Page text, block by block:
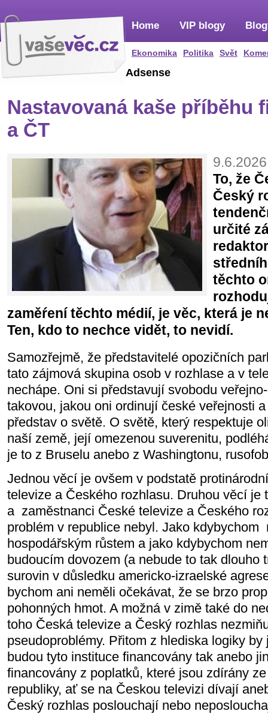
Home
Ekonomika Politika Svět
VIP blogy
Adsense
Nastavovaná kaše příběhu
a ČT
To, že
Český
určité
těchto
zaměŕení těchto médií, je věc, která je
Ten, kdo to nechce vidět, to nevidí.
Samozřejmě, že představitelé opozičních
tato zájmová skupina osob v rozhlase a v
nechápe. Oni si představují svobodu
takovou, jakou oni ordinují české veřejnosti
představ o světě. O světě, který respektuje
naší země, její omezenou suverenitu,
je to z Bruselu anebo z Washingtonu,
Jednou věcí je ovšem v podstatě
televize a Českého rozhlasu. Druhou věcí je
a zaměstnanci České televize a Českého
problém v republice nebyl. Jako kdybychom
hospodářským růstem a jako kdybychom
budoucím dovozem (a nebude to tak dlouho
surovin v důsledku americko-izraelské
bychom ani neměli očekávat, že se brzo
pohonných hmot. A možná v zimě také do
toho Česká televize a Český rozhlas
pseudoproblémy. Přitom z hlediska logiky
budou tyto instituce financovány tak anebo
financovány z poplatků, které jsou zdírány
republiky, ať se na Českou televizi dívají
Český rozhlas poslouchají nebo